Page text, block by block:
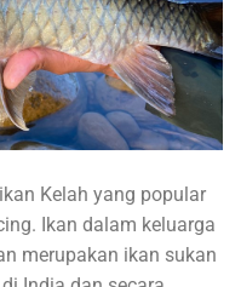
Kelah yang popular
Ikan dalam keluarga
merupakan ikan sukan